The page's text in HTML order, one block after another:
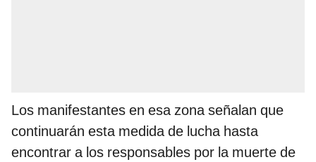
Los manifestantes en esa zona señalan que
continuarán esta medida de lucha hasta
encontrar a los responsables por la muerte de